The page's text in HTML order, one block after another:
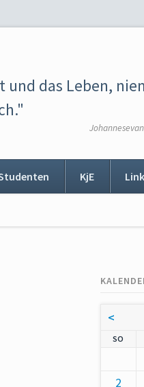
und das Leben,
KjE
<
SO
2